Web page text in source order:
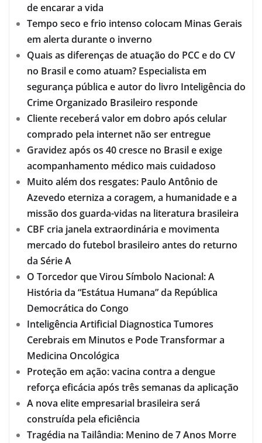
de encarar a vida
Tempo seco e frio intenso colocam Minas Gerais
em alerta durante o inverno
Quais as diferenças de atuação do PCC e do CV
no Brasil e como atuam? Especialista em
segurança pública e autor do livro Inteligência do
Crime Organizado Brasileiro responde
Cliente receberá valor em dobro após celular
comprado pela internet não ser entregue
Gravidez após os 40 cresce no Brasil e exige
acompanhamento médico mais cuidadoso
Muito além dos resgates: Paulo Antônio de
Azevedo eterniza a coragem, a humanidade e a
missão dos guarda-vidas na literatura brasileira
CBF cria janela extraordinária e movimenta
mercado do futebol brasileiro antes do returno
da Série A
O Torcedor que Virou Símbolo Nacional: A
História da “Estátua Humana” da República
Democrática do Congo
Inteligência Artificial Diagnostica Tumores
Cerebrais em Minutos e Pode Transformar a
Medicina Oncológica
Proteção em ação: vacina contra a dengue
reforça eficácia após três semanas da aplicação
A nova elite empresarial brasileira será
construída pela eficiência
Tragédia na Tailândia: Menino de 7 Anos Morre